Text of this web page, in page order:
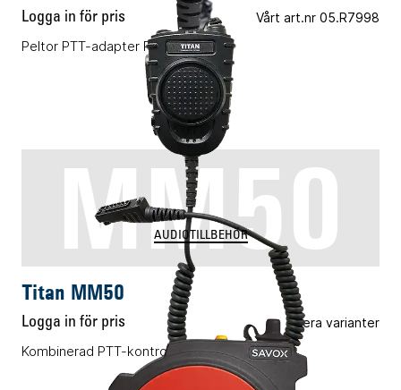
Logga in för pris Vårt art.nr 05.R7998
Peltor PTT-adapter R7, MXP600
MM50
AUDIOTILLBEHÖR
Titan MM50
Logga in för pris Flera varianter
Kombinerad PTT-kontrollenhet och monofon.